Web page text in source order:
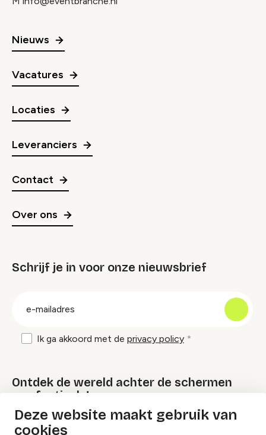
Deze website maakt gebruik van
cookies
Nieuws
Vacatures
Locaties
Leveranciers
Contact
Over ons
Schrijf je in voor onze nieuwsbrief
Ik ga akkoord met de privacy policy
Ontdek de wereld achter de schermen
van festivals!
Lees onze Festival Specials